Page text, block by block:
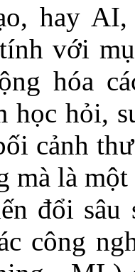
hay
với
hóa
học hỏi,
cảnh
mà là
đổi sâu
công